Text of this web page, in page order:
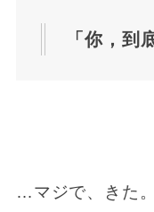
「你，到
…マジで、きた。